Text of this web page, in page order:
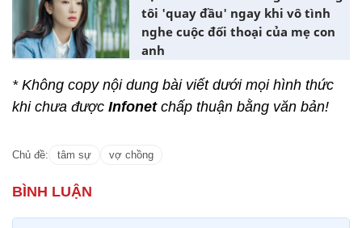
tôi 'quay đầu' ngay khi vô tình
nghe cuộc đối thoại của mẹ con
anh
* Không copy nội dung bài viết dưới mọi hình thức
khi chưa được Infonetchấp thuận bằng văn bản!
Chủ đề: tâm sự vợ chồng